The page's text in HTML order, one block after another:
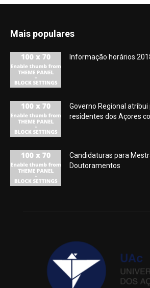
Mais populares
Informação horários
Governo Regional
residentes dos Açores
Candidaturas para
Doutoramentos